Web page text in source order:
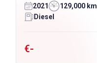
2021 129,000 km
Diesel
€-